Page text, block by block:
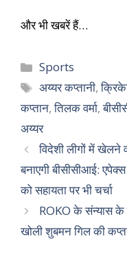
और भी खबरें हैं…
Sports
अय्यर कप्तानी,
कप्तान,तिलक वर्मा,
अय्यर
विदेशी लीगों में खेलने
बनाएगी बीसीसीआई:
को सहायता पर भी चर्चा
ROKO के संन्यास के
खोली शुबमन गिल की